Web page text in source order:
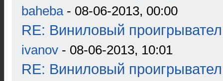
baheba- 08-06-2013, 00:00
RE: Виниловый
ivanov - 08-06-2013, 10:01
RE: Виниловый